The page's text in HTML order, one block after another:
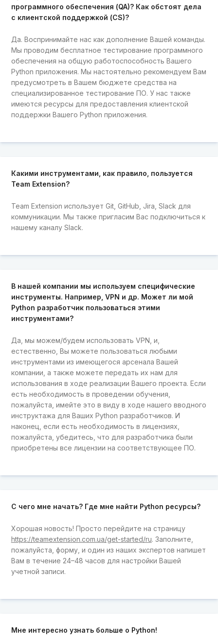
программного обеспечения (QA)? Как обстоят дела
с клиентской поддержкой (CS)?
Да. Воспринимайте нас как дополнение Вашей команды.
Мы проводим бесплатное тестирование программного
обеспечения на общую работоспособность Вашего
Python приложения. Мы настоятельно рекомендуем Вам
предусмотреть в Вашем бюджете средства на
специализированное тестирование ПО. У нас также
имеются ресурсы для предоставления клиентской
поддержки Вашего Python приложения.
Какими инструментами, как правило, пользуется
Team Extension?
Team Extension использует Git, GitHub, Jira, Slack для
коммуникации. Мы также пригласим Вас подключиться к
нашему каналу Slack.
В нашей компании мы используем специфические
инструменты. Например, VPN и др. Может ли мой
Python разработчик пользоваться этими
инструментами?
Да, мы можем/будем использовать VPN, и,
естественно, Вы можете пользоваться любыми
инструментами из имеющегося арсенала Вашей
компании, а также можете передать их нам для
использования в ходе реализации Вашего проекта. Если
есть необходимость в проведении обучения,
пожалуйста, имейте это в виду в ходе нашего вводного
инструктажа для Ваших Python разработчиков. И
наконец, если есть необходимость в лицензиях,
пожалуйста, убедитесь, что для разработчика были
приобретены все лицензии на соответствующее ПО.
С чего мне начать? Где мне найти Python ресурсы?
Хорошая новость! Просто перейдите на страницу
https://teamextension.com.ua/get-started/ru. Заполните,
пожалуйста, форму, и один из наших экспертов напишет
Вам в течение 24–48 часов для настройки Вашей
учетной записи.
Мне интересно узнать больше о Python!